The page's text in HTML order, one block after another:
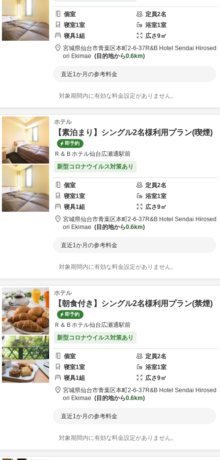
個室 定員2名
寝室1室 浴室1室
寝具1組 広さ9㎡
宮城県仙台市青葉区本町2-6-37 R&B Hotel Sendai Hirosed
ori Ekimae
目的地から0.6km
直近1か月の参考料金
対象期間内に有効な料金設定がありません。
ホテル
【素泊まり】シングル2名様利用プラン(喫煙)
即予約
Ｒ＆Ｂホテル仙台広瀬通駅前
新型コロナウイルス対策あり
個室 定員2名
寝室1室 浴室1室
寝具1組 広さ9㎡
宮城県仙台市青葉区本町2-6-37 R&B Hotel Sendai Hirosed
ori Ekimae
目的地から0.6km
直近1か月の参考料金
対象期間内に有効な料金設定がありません。
ホテル
【朝食付き】シングル2名様利用プラン(禁煙)
即予約
Ｒ＆Ｂホテル仙台広瀬通駅前
新型コロナウイルス対策あり
個室 定員2名
寝室1室 浴室1室
寝具1組 広さ9㎡
宮城県仙台市青葉区本町2-6-37 R&B Hotel Sendai Hirosed
ori Ekimae
目的地から0.6km
直近1か月の参考料金
対象期間内に有効な料金設定がありません。